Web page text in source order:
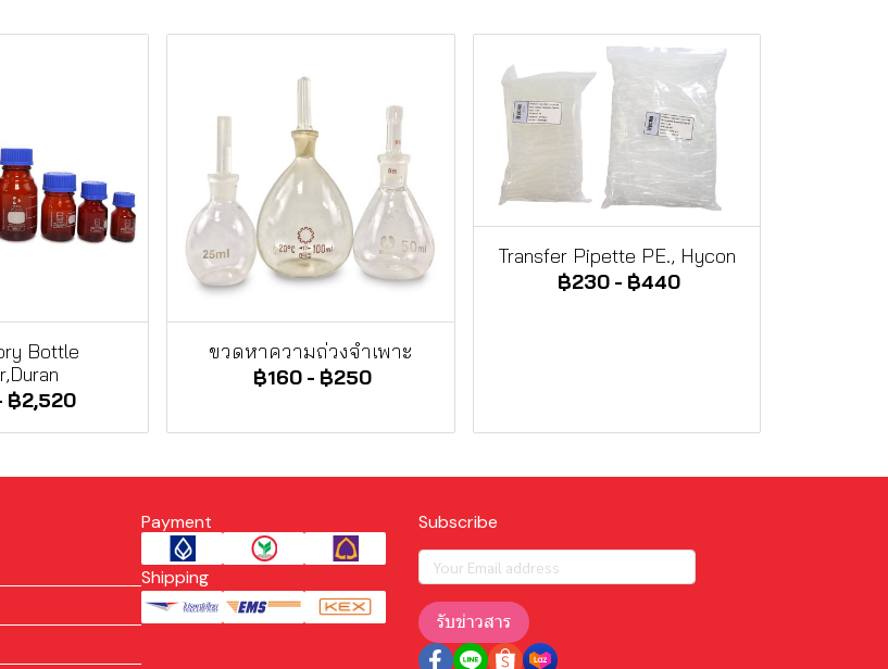
Bottle
฿2,520
ขวดหาความถ่วงจำเพาะ
฿160 - ฿250
Transfer Pipette PE., Hycon
฿230 - ฿440
Payment
Shipping
Subscribe
รับข่าวสาร